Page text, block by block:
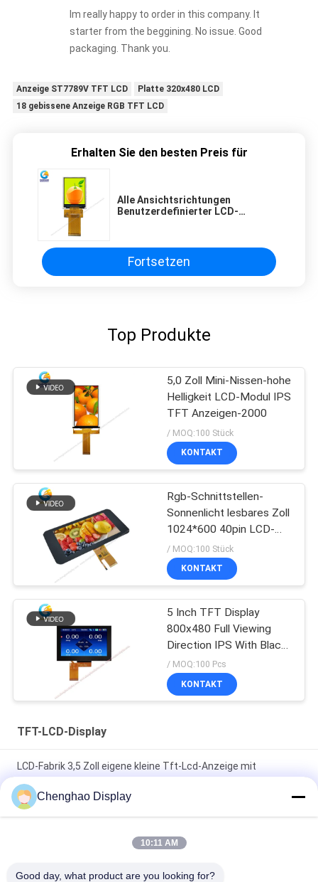
Im really happy to order in this company. It
starter from the beggining. No issue. Good
packaging. Thank you.
Anzeige ST7789V TFT LCD
Platte 320x480 LCD
18 gebissene Anzeige RGB TFT LCD
Erhalten Sie den besten Preis für
Alle Ansichtsrichtungen
Benutzerdefinierter LCD-
Fortsetzen
Top Produkte
5,0 Zoll Mini-Nissen-hohe
Helligkeit LCD-Modul IPS
TFT Anzeigen-2000
/ MOQ:100 Stück
KONTAKT
Rgb-Schnittstellen-
Sonnenlicht lesbares Zoll
1024*600 40pin LCD-
Anzeigen-7、
/ MOQ:100 Stück
KONTAKT
5 Inch TFT Display
800x480 Full Viewing
Direction IPS With Black
Glass Cover
/ MOQ:100 Pcs
KONTAKT
TFT-LCD-Display
LCD-Fabrik 3,5 Zoll eigene kleine Tft-Lcd-Anzeige mit
Kapazitäts-Touch
7 In 50 Pin 250cd/m2 800x480 Rgb Tft Lcd Monitor
Chenghao Display
10:11 AM
Good day, what product are you looking for?